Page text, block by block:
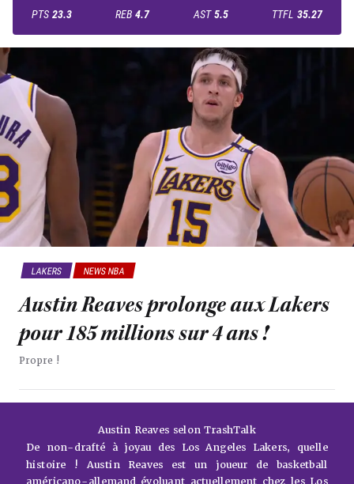
PTS 23.3 REB 4.7 AST 5.5 TTFL 35.27
LAKERS NEWS NBA
Austin Reaves prolonge aux Lakers
pour 185 millions sur 4 ans !
Propre !
Austin Reaves selon TrashTalk
De non-drafté à joyau des Los Angeles Lakers, quelle
histoire ! Austin Reaves est un joueur de basketball
américano-allemand évoluant actuellement chez les Los